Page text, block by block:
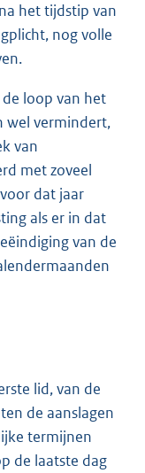
het tijdstip van
nog volle
loop van het
wel vermindert,
van
met zoveel
dat jaar
als er in dat
van de
lid, van de
de aanslagen
termijnen
de laatste dag